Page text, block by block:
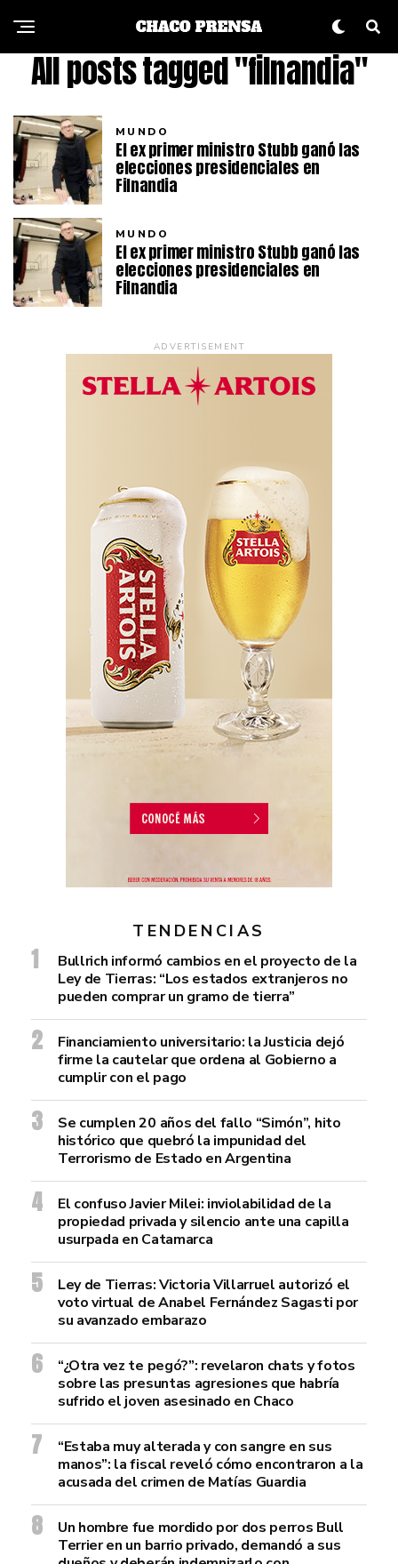
All posts tagged "filnandia"
MUNDO
El ex primer ministro Stubb ganó las
elecciones presidenciales en
Filnandia
MUNDO
El ex primer ministro Stubb ganó las
elecciones presidenciales en
Filnandia
ADVERTISEMENT
TENDENCIAS
Bullrich informó cambios en el proyecto de la
Ley de Tierras: “Los estados extranjeros no
pueden comprar un gramo de tierra”
Financiamiento universitario: la Justicia dejó
firme la cautelar que ordena al Gobierno a
cumplir con el pago
Se cumplen 20 años del fallo “Simón”, hito
histórico que quebró la impunidad del
Terrorismo de Estado en Argentina
El confuso Javier Milei: inviolabilidad de la
propiedad privada y silencio ante una capilla
usurpada en Catamarca
Ley de Tierras: Victoria Villarruel autorizó el
voto virtual de Anabel Fernández Sagasti por
su avanzado embarazo
“¿Otra vez te pegó?”: revelaron chats y fotos
sobre las presuntas agresiones que habría
sufrido el joven asesinado en Chaco
“Estaba muy alterada y con sangre en sus
manos”: la fiscal reveló cómo encontraron a la
acusada del crimen de Matías Guardia
Un hombre fue mordido por dos perros Bull
Terrier en un barrio privado, demandó a sus